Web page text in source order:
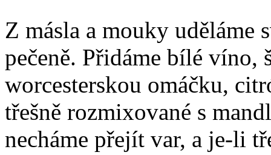
Z másla a mouky uděláme
pečeně. Přidáme bílé víno,
worcesterskou omáčku,
třešně rozmixované s
necháme přejít var, a je-li